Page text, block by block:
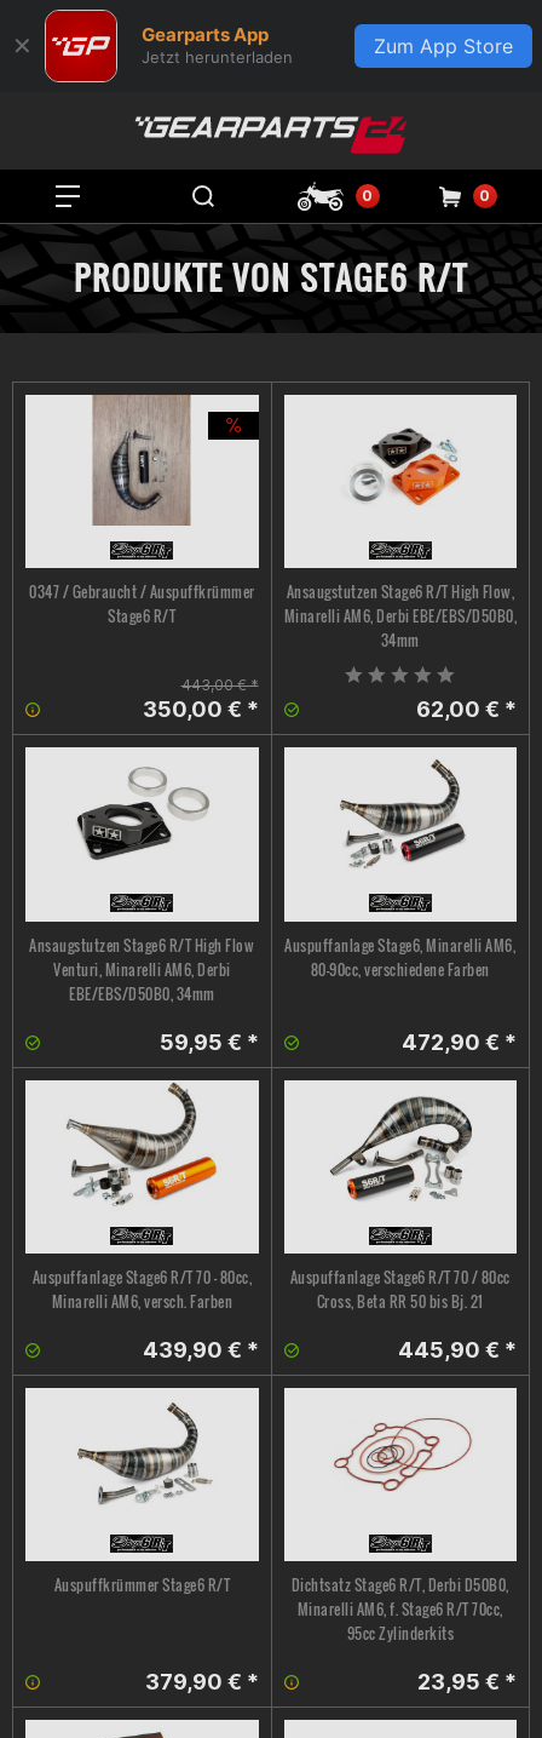
✕ Gearparts App
Jetzt herunterladen Zum App Store
0 0
PRODUKTE VON STAGE6 R/T
0347 / Gebraucht / Auspuffkrümmer
Stage6 R/T
443,00 € *
350,00 € *
Ansaugstutzen Stage6 R/T High Flow,
Minarelli AM6, Derbi EBE/EBS/D50B0,
34mm
62,00 € *
Ansaugstutzen Stage6 R/T High Flow
Venturi, Minarelli AM6, Derbi
EBE/EBS/D50B0, 34mm
59,95 € *
Auspuffanlage Stage6, Minarelli AM6,
80-90cc, verschiedene Farben
472,90 € *
Auspuffanlage Stage6 R/T 70 - 80cc,
Minarelli AM6, versch. Farben
439,90 € *
Auspuffanlage Stage6 R/T 70 / 80cc
Cross, Beta RR 50 bis Bj. 21
445,90 € *
Auspuffkrümmer Stage6 R/T
379,90 € *
Dichtsatz Stage6 R/T, Derbi D50B0,
Minarelli AM6, f. Stage6 R/T 70cc,
95cc Zylinderkits
23,95 € *